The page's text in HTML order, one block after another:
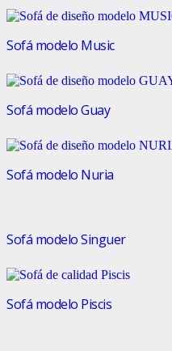
Sofá modelo Music
Sofá modelo Guay
Sofá modelo Nuria
Sofá modelo Singuer
Sofá modelo Piscis